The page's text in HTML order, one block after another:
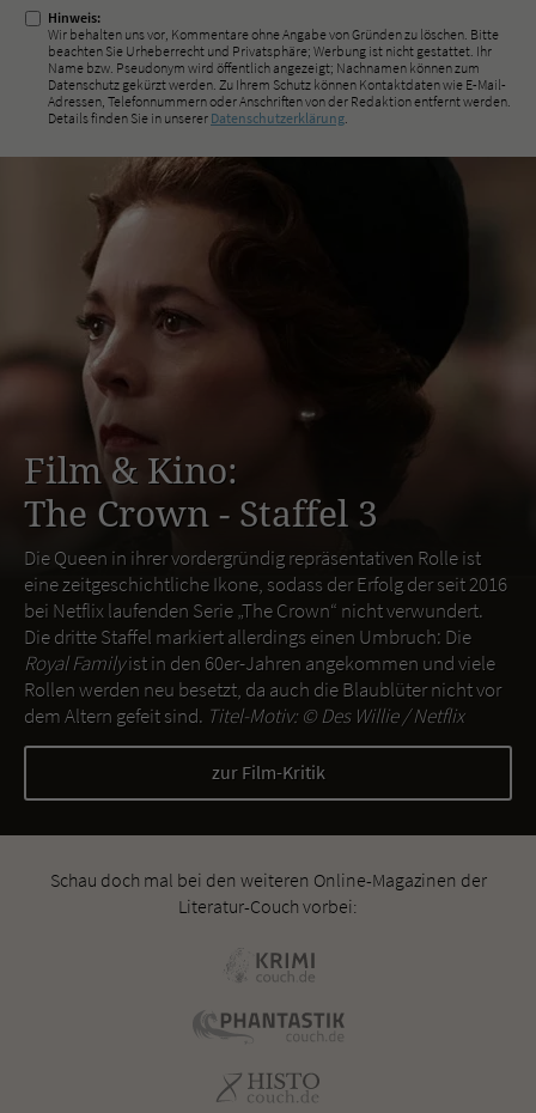
Hinweis:
Wir behalten uns vor, Kommentare ohne Angabe von Gründen zu löschen. Bitte
beachten Sie Urheberrecht und Privatsphäre; Werbung ist nicht gestattet. Ihr
Name bzw. Pseudonym wird öffentlich angezeigt; Nachnamen können zum
Datenschutz gekürzt werden. Zu Ihrem Schutz können Kontaktdaten wie E-Mail-
Adressen, Telefonnummern oder Anschriften von der Redaktion entfernt werden.
Details finden Sie in unserer Datenschutzerklärung.
Film & Kino:
The Crown - Staffel 3
Die Queen in ihrer vordergründig repräsentativen Rolle ist
eine zeitgeschichtliche Ikone, sodass der Erfolg der seit 2016
bei Netflix laufenden Serie „The Crown“ nicht verwundert.
Die dritte Staffel markiert allerdings einen Umbruch: Die
Royal Familyist in den 60er-Jahren angekommen und viele
Rollen werden neu besetzt, da auch die Blaublüter nicht vor
dem Altern gefeit sind. Titel-Motiv: ©Des Willie / Netflix
zur Film-Kritik
Schau doch mal bei den weiteren Online-Magazinen der
Literatur-Couch vorbei: